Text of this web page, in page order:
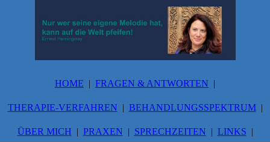
HOME FRAGEN & ANTWORTEN
THERAPIE-VERFAHREN BEHANDLUNGSSPEKTRUM
ÜBER MICH PRAXEN SPRECHZEITEN LINKS